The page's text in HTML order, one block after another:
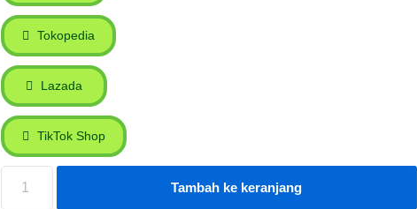
Tokopedia
Lazada
TikTok Shop
Tambah ke keranjang